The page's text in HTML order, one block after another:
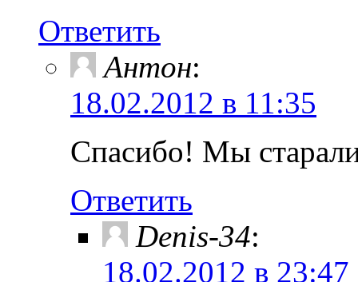
Ответить
Антон:
18.02.2012 в 11:35
Спасибо! Мы
Ответить
Denis-34:
18.02.2012 в 23:47